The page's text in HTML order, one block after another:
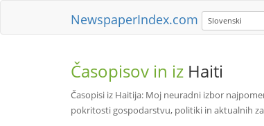
NewspaperIndex.com Slovenski
Časopisov in iz Haiti
Časopisi iz Haitija: Moj neuradni izbor
pokritosti gospodarstvu, politiki in aktualnih